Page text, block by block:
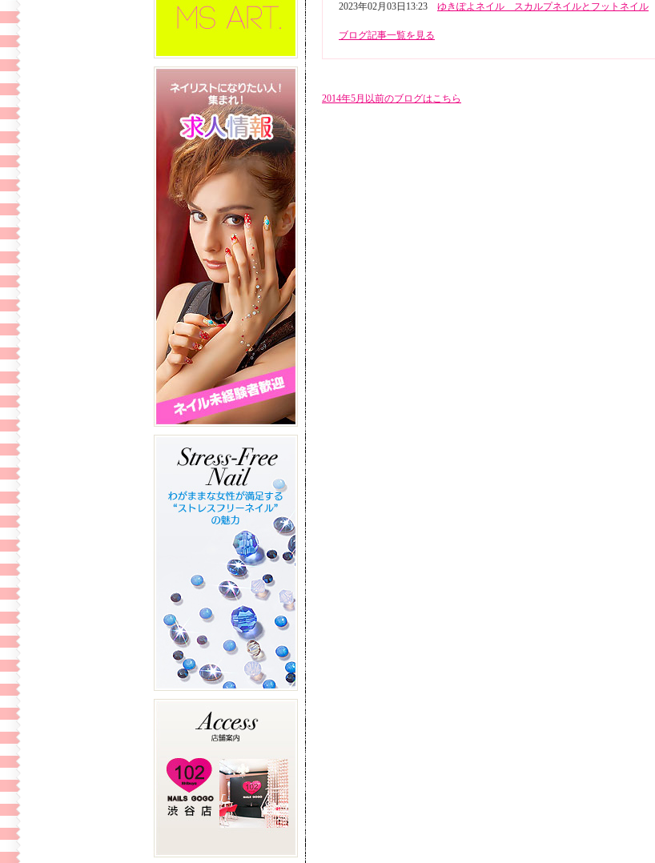
2023年02月03日13:23 ゆきぽよネイル スカルプネイルとフットネイル
ブログ記事一覧を見る
2014年5月以前のブログはこちら